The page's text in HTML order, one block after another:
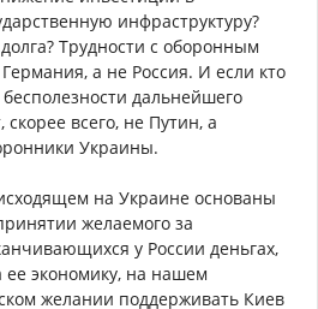
инфраструктуру?
Трудности с оборонным
а не Россия. И если кто
дальнейшего
скорее всего, не Путин, а
Украины.
на Украине основаны
желаемого за
у России деньгах,
экономику, на нашем
желании поддерживать Киев